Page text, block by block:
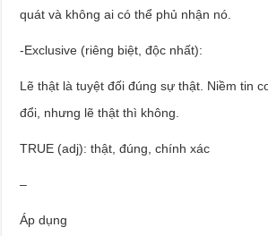
quát và không ai có thể phủ nhận nó.
-Exclusive (riêng biệt, độc nhất):
Lẽ thật là tuyệt đối đúng sự thật. Niềm tin
đổi, nhưng lẽ thật thì không.
TRUE (adj): thật, đúng, chính xác
–
Áp dụng